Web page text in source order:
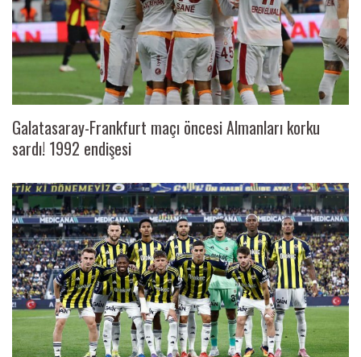
Galatasaray-Frankfurt maçı öncesi Almanları korku
sardı! 1992 endişesi